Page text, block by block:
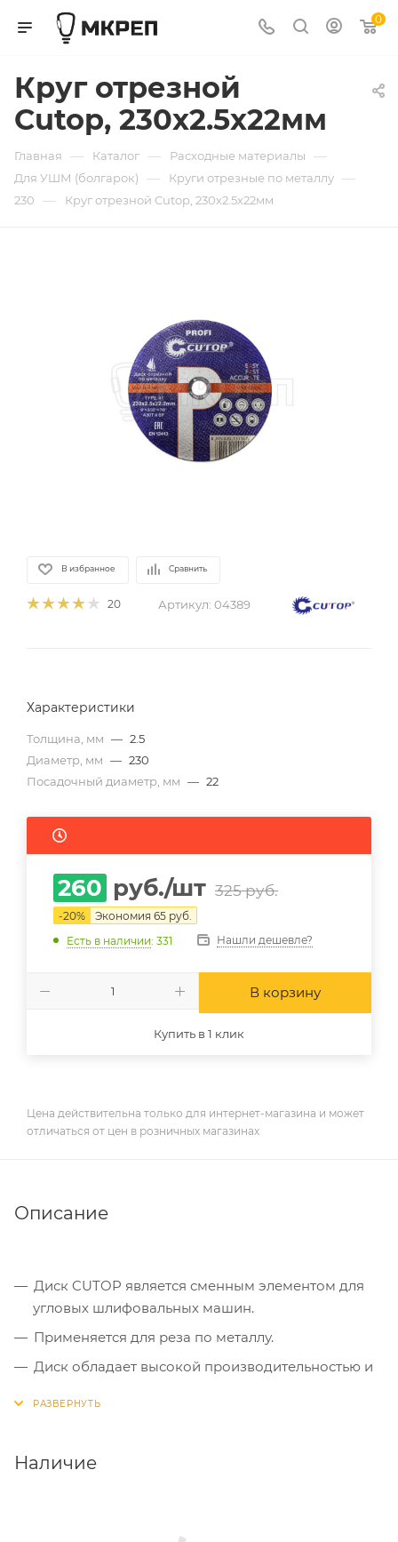
0
Круг отрезной
Cutop, 230х2.5х22мм
Главная — Каталог — Расходные материалы —
Для УШМ (болгарок) — Круги отрезные по металлу —
230 — Круг отрезной Cutop, 230х2.5х22мм
В избранное Сравнить
20 Артикул: 04389
Характеристики
Толщина, мм — 2.5
Диаметр, мм — 230
Посадочный диаметр, мм — 22
260 руб./шт 325руб.
-20% Экономия 65 руб.
Есть в наличии: 331 Нашли дешевле?
В корзину
Купить в 1 клик
Цена действительна только для интернет-магазина и может
отличаться от цен в розничных магазинах
Описание
Диск CUTOP является сменным элементом для
угловых шлифовальных машин.
Применяется для реза по металлу.
Диск обладает высокой производительностью и
Наличие